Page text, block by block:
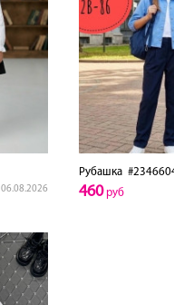
06.08.2026
Рубашка
460руб